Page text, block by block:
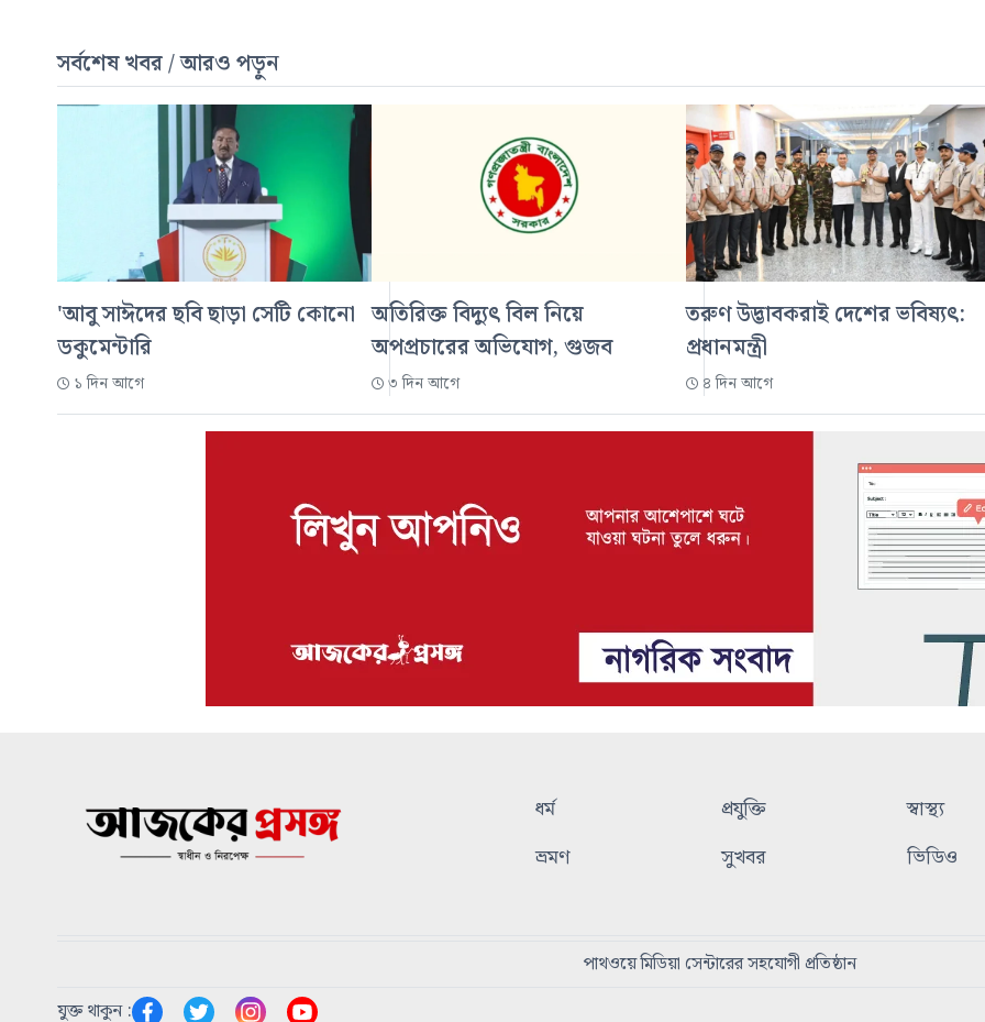
সর্বশেষ খবর / আরও পড়ুন
'আবু সাঈদের ছবি ছাড়া সেটি কোনো
ডকুমেন্টারি
১ দিন আগে
অতিরিক্ত বিদ্যুৎ বিল নিয়ে
অপপ্রচারের অভিযোগ, গুজব
৩ দিন আগে
তরুণ উদ্ভাবকরাই দেশের ভবিষ্যৎ:
প্রধানমন্ত্রী
৪ দিন আগে
ধর্ম প্রযুক্তি স্বাস্থ্য
ভ্রমণ
সুখবর ভিডিও
পাথওয়ে মিডিয়া সেন্টারের সহযোগী প্রতিষ্ঠান
যুক্ত থাকুন :